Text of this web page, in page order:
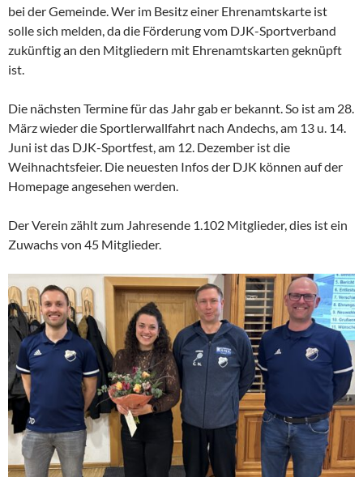
bei der Gemeinde. Wer im Besitz einer Ehrenamtskarte ist
solle sich melden, da die Förderung vom DJK-Sportverband
zukünftig an den Mitgliedern mit Ehrenamtskarten geknüpft
ist.
Die nächsten Termine für das Jahr gab er bekannt. So ist am 28.
März wieder die Sportlerwallfahrt nach Andechs, am 13 u. 14.
Juni ist das DJK-Sportfest, am 12. Dezember ist die
Weihnachtsfeier. Die neuesten Infos der DJK können auf der
Homepage angesehen werden.
Der Verein zählt zum Jahresende 1.102 Mitglieder, dies ist ein
Zuwachs von 45 Mitglieder.